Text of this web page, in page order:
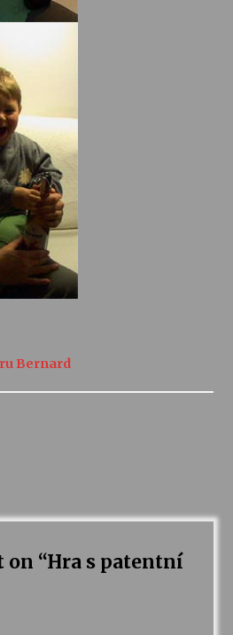
Bernard
on “Hra s patentní